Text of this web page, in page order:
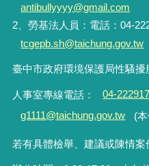
antibullyyyy@gmail.com
2、勞基法人員：電話：04-
tcgepb.sh@taichung.gov.tw
臺中市政府環境保護局性騷擾
人事室專線電話： 04-
g1111@taichung.gov.tw
(
若有具體檢舉、建議或陳情案